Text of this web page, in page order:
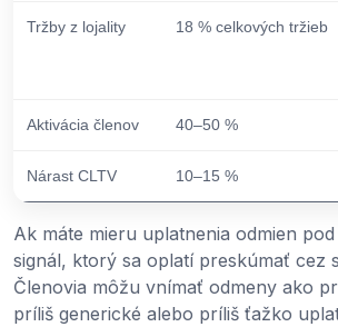
Tržby z lojality 18 % celkových tržieb
Aktivácia členov 40–50 %
Nárast CLTV 10–15 %
Ak máte mieru uplatnenia odmien
signál, ktorý sa oplatí preskúmať cez
Členovia môžu vnímať odmeny ako
príliš generické alebo príliš ťažko